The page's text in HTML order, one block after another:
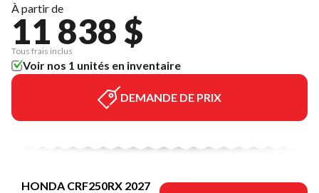
À partir de
11 838 $
Tous frais inclus
Voir nos 1 unités en inventaire
DEMANDE DE PRIX
HONDA CRF250RX 2027